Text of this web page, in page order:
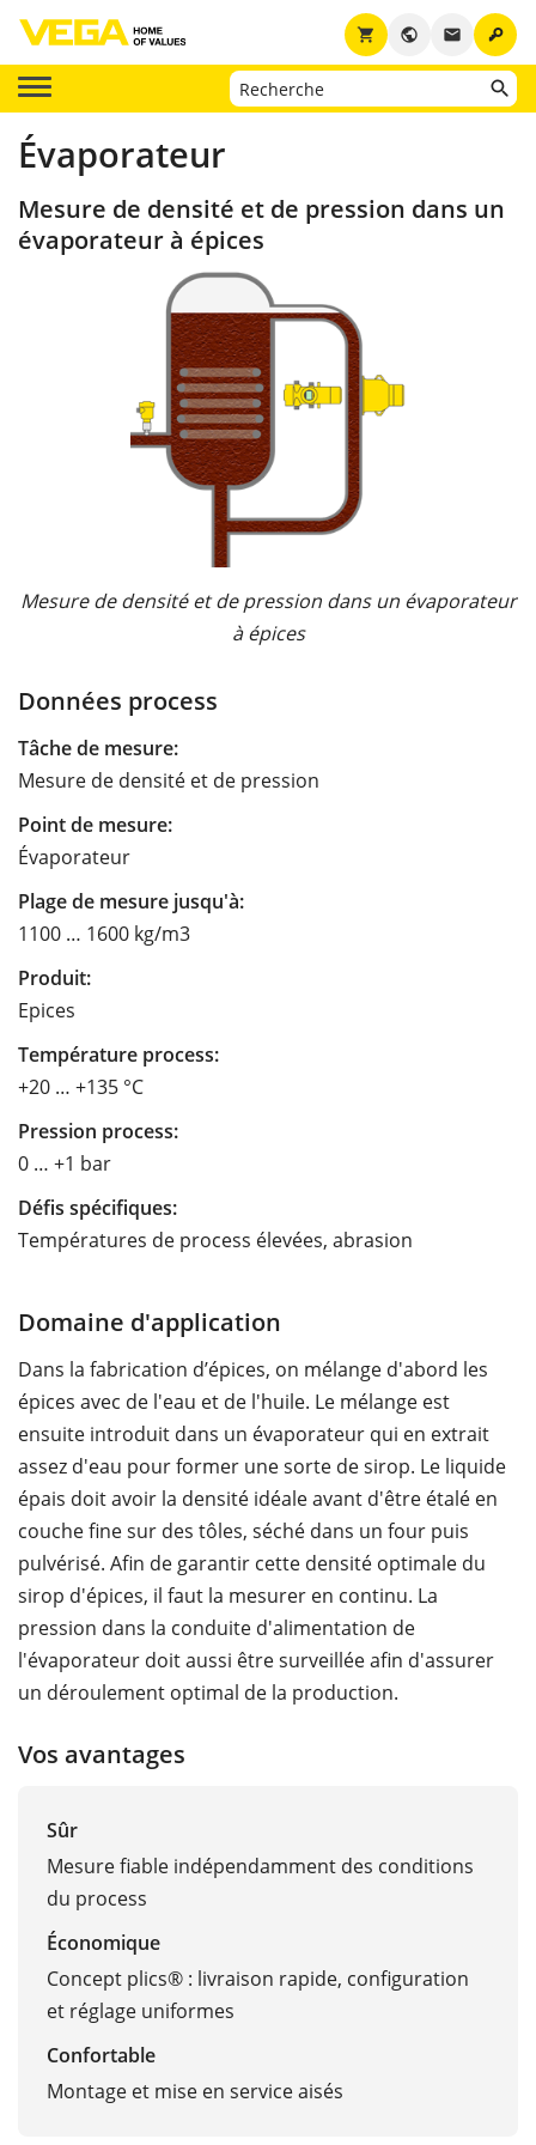
key
email
public
shopping_cart
Évaporateur
Mesure de densité et de pression dans un
évaporateur à épices
Mesure de densité et de pression dans un évaporateur
à épices
Données process
Tâche de mesure:
Mesure de densité et de pression
Point de mesure:
Évaporateur
Plage de mesure jusqu'à:
1100 … 1600 kg/m3
Produit:
Epices
Température process:
+20 … +135 °C
Pression process:
0 … +1 bar
Défis spécifiques:
Températures de process élevées, abrasion
Domaine d'application
Dans la fabrication d’épices, on mélange d'abord les
épices avec de l'eau et de l'huile. Le mélange est
ensuite introduit dans un évaporateur qui en extrait
assez d'eau pour former une sorte de sirop. Le liquide
épais doit avoir la densité idéale avant d'être étalé en
couche fine sur des tôles, séché dans un four puis
pulvérisé. Afin de garantir cette densité optimale du
sirop d'épices, il faut la mesurer en continu. La
pression dans la conduite d'alimentation de
l'évaporateur doit aussi être surveillée afin d'assurer
un déroulement optimal de la production.
Vos avantages
Sûr
Mesure fiable indépendamment des conditions
du process
Économique
Concept plics® : livraison rapide, configuration
et réglage uniformes
Confortable
Montage et mise en service aisés